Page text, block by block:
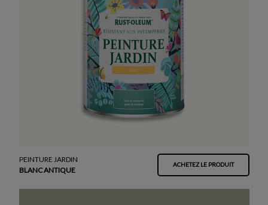
PEINTURE JARDIN
BLANC ANTIQUE
ACHETEZ LE PRODUIT